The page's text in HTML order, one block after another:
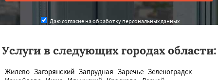
Даю согласие на обработку персональных данных
Услуги в следующих городах области:
Жилево Загорянский Запрудная Заречье Зеленоградск